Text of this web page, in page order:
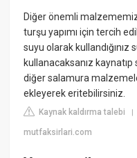
Diğer önemli
turşu yapımı için tercih
suyu olarak
kullanacaksanız
diğer salamura
ekleyerek eritebilirsiniz.
Kaynak kaldırma talebi
mutfaksirlari.com